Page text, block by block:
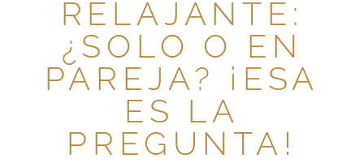
RELAJANTE:
¿SOLO O EN
PAREJA? ¡ESA
ES LA
PREGUNTA!